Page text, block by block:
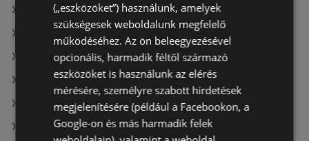
A(z) Ecofamily aktuális akciós újságjai
A(z) CBA aktuális akciós újságjai
A(z) Auchan aktuális akciós újságjai
A(z) Merkury Market aktuális akciós újságjai
A(z) Müller HU aktuális akciós újságjai
A(z) Spar üzletei itt: Sopron-Fertődi
(„eszközöket”) használunk, amelyek
szükségesek weboldalunk megfelelő
működéséhez. Az ön beleegyezésével
opcionális, harmadik féltől származó
eszközöket is használunk az elérés
mérésére, személyre szabott hirdetések
megjelenítésére (például a Facebookon, a
Google-on és más harmadik felek